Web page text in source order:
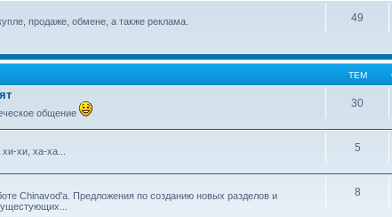
продаже, обмене, а также реклама. 49
ТЕМ
общение
30
хи, ха-ха... 5
Chinavod'а. Предложения по созданию новых разделов и
8